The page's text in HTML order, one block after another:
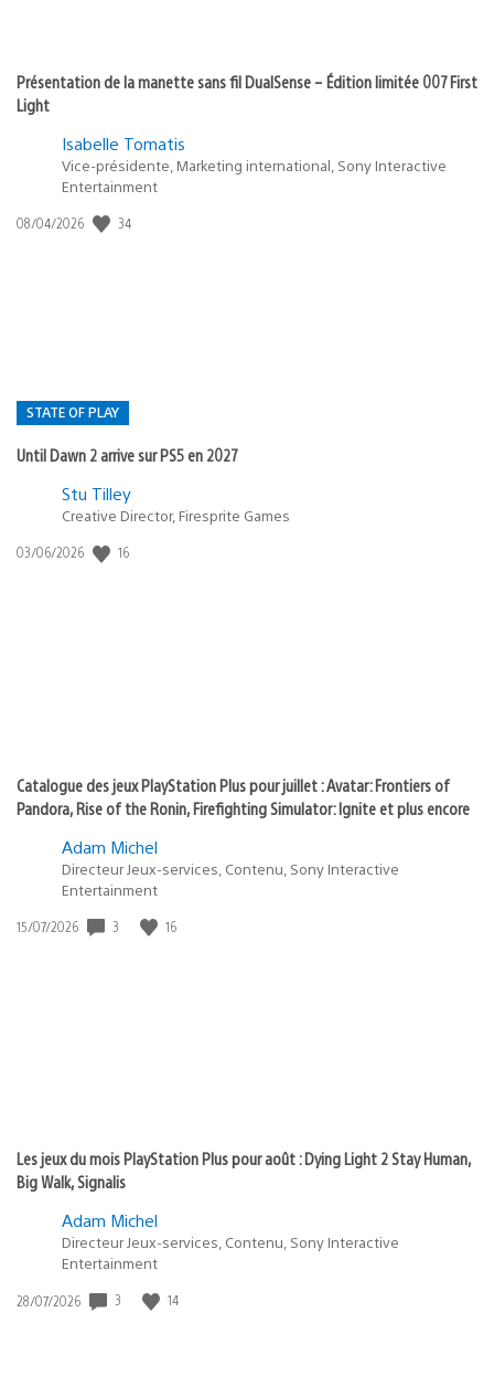
Présentation de la manette sans fil DualSense – Édition limitée 007 First
Light
Isabelle Tomatis
Vice-présidente, Marketing international, Sony Interactive
Entertainment
Date
08/04/2026 34
STATE OF PLAY
Until Dawn 2 arrive sur PS5 en 2027
Postée
:
Stu Tilley
Creative Director, Firesprite Games
Date
03/06/2026 16
Catalogue des jeux PlayStation Plus pour juillet : Avatar: Frontiers of
Pandora, Rise of the Ronin, Firefighting Simulator: Ignite et plus encore
Adam Michel
Directeur Jeux-services, Contenu, Sony Interactive
Entertainment
Date
15/07/2026 3 16
Les jeux du mois PlayStation Plus pour août : Dying Light 2 Stay Human,
Big Walk, Signalis
Adam Michel
Directeur Jeux-services, Contenu, Sony Interactive
Entertainment
Date
28/07/2026 3 14